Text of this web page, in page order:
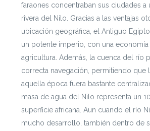
faraones concentraban sus ciudades a
rivera del Nilo. Gracias a las ventajas
ubicación geográfica, el Antiguo
un potente imperio, con una economía
agricultura. Además, la cuenca del río
correcta navegación, permitiendo que
aquella época fuera bastante
masa de agua del Nilo representa un
superficie africana. Aun cuando el río
mucho desarrollo, también dentro de